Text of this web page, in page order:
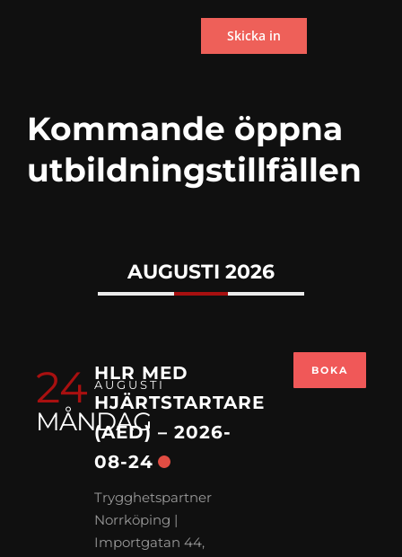
Kommande öppna
utbildningstillfällen
AUGUSTI 2026
24 AUGUSTI
MÅNDAG
HLR MED
HJÄRTSTARTARE
(AED) – 2026-
08-24
Trygghetspartner
Norrköping |
Importgatan 44,
BOKA